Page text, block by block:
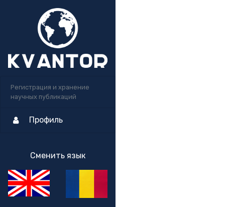
Регистрация и хранение
научных публикаций
Профиль
Сменить язык